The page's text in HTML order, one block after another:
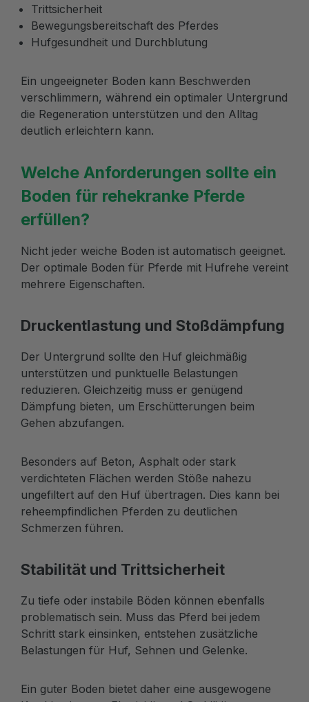
Trittsicherheit
Bewegungsbereitschaft des Pferdes
Hufgesundheit und Durchblutung
Ein ungeeigneter Boden kann Beschwerden
verschlimmern, während ein optimaler Untergrund
die Regeneration unterstützen und den Alltag
deutlich erleichtern kann.
Welche Anforderungen sollte ein
Boden für rehekranke Pferde
erfüllen?
Nicht jeder weiche Boden ist automatisch geeignet.
Der optimale Boden für Pferde mit Hufrehe vereint
mehrere Eigenschaften.
Druckentlastung und Stoßdämpfung
Der Untergrund sollte den Huf gleichmäßig
unterstützen und punktuelle Belastungen
reduzieren. Gleichzeitig muss er genügend
Dämpfung bieten, um Erschütterungen beim
Gehen abzufangen.
Besonders auf Beton, Asphalt oder stark
verdichteten Flächen werden Stöße nahezu
ungefiltert auf den Huf übertragen. Dies kann bei
reheempfindlichen Pferden zu deutlichen
Schmerzen führen.
Stabilität und Trittsicherheit
Zu tiefe oder instabile Böden können ebenfalls
problematisch sein. Muss das Pferd bei jedem
Schritt stark einsinken, entstehen zusätzliche
Belastungen für Huf, Sehnen und Gelenke.
Ein guter Boden bietet daher eine ausgewogene